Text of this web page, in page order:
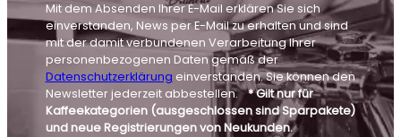
Mit dem Absenden Ihrer E-Mail erklären Sie sich
einverstanden, News per E-Mail zu erhalten und sind
mit der damit verbundenen Verarbeitung Ihrer
personenbezogenen Daten gemäß der
Datenschutzerklärung einverstanden. Sie können den
Newsletter jederzeit abbestellen.* Gilt nur für
Kaffeekategorien (ausgeschlossen sind Sparpakete)
und neue Registrierungen von Neukunden.